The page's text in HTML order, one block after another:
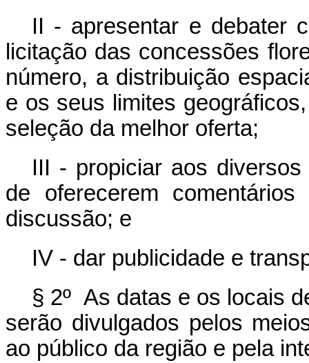
II - apresentar e debater
licitação das concessões
número, a distribuição
e os seus limites
seleção da melhor oferta;
III - propiciar aos
de oferecerem
discussão; e
IV - dar publicidade e
§ 2º As datas e os locais
serão divulgados pelos
ao público da região e pela